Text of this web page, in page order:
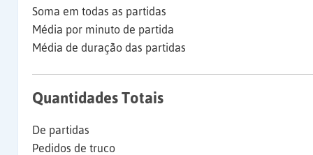
Soma em todas as partidas
Média por minuto de partida
Média de duração das partidas
Quantidades Totais
De partidas
Pedidos de truco